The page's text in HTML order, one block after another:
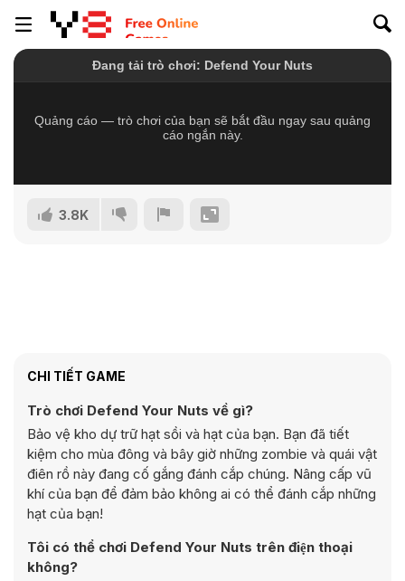
3.8K
CHI TIẾT GAME
Trò chơi Defend Your Nuts về gì?
Bảo vệ kho dự trữ hạt sồi và hạt của bạn. Bạn đã tiết
kiệm cho mùa đông và bây giờ những zombie và quái vật
điên rồ này đang cố gắng đánh cắp chúng. Nâng cấp vũ
khí của bạn để đảm bảo không ai có thể đánh cắp những
hạt của bạn!
Tôi có thể chơi Defend Your Nuts trên điện thoại
không?